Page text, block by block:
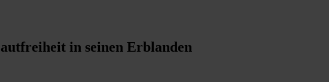
in seinen Erblanden